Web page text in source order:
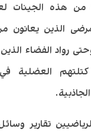
من هذه الجينات
الذين يعانون
رواد الفضاء
العضلية في
تقارير